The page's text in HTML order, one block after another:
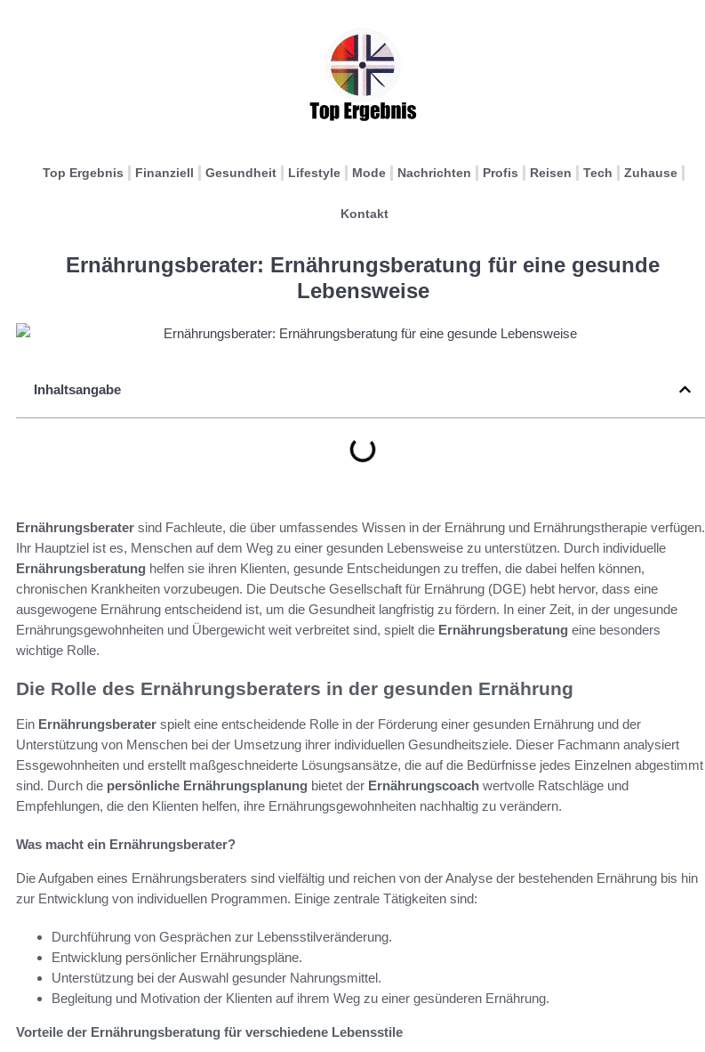
Top Ergebnis Finanziell Gesundheit Lifestyle Mode Nachrichten Profis Reisen Tech Zuhause
Kontakt
Ernährungsberater: Ernährungsberatung für eine gesunde
Lebensweise
Inhaltsangabe
Ernährungsberater sind Fachleute, die über umfassendes Wissen in der Ernährung und Ernährungstherapie verfügen.
Ihr Hauptziel ist es, Menschen auf dem Weg zu einer gesunden Lebensweise zu unterstützen. Durch individuelle
Ernährungsberatung helfen sie ihren Klienten, gesunde Entscheidungen zu treffen, die dabei helfen können,
chronischen Krankheiten vorzubeugen. Die Deutsche Gesellschaft für Ernährung (DGE) hebt hervor, dass eine
ausgewogene Ernährung entscheidend ist, um die Gesundheit langfristig zu fördern. In einer Zeit, in der ungesunde
Ernährungsgewohnheiten und Übergewicht weit verbreitet sind, spielt die Ernährungsberatung eine besonders
wichtige Rolle.
Die Rolle des Ernährungsberaters in der gesunden Ernährung
Ein Ernährungsberater spielt eine entscheidende Rolle in der Förderung einer gesunden Ernährung und der
Unterstützung von Menschen bei der Umsetzung ihrer individuellen Gesundheitsziele. Dieser Fachmann analysiert
Essgewohnheiten und erstellt maßgeschneiderte Lösungsansätze, die auf die Bedürfnisse jedes Einzelnen abgestimmt
sind. Durch die persönliche Ernährungsplanung bietet der Ernährungscoach wertvolle Ratschläge und
Empfehlungen, die den Klienten helfen, ihre Ernährungsgewohnheiten nachhaltig zu verändern.
Was macht ein Ernährungsberater?
Die Aufgaben eines Ernährungsberaters sind vielfältig und reichen von der Analyse der bestehenden Ernährung bis hin
zur Entwicklung von individuellen Programmen. Einige zentrale Tätigkeiten sind:
Durchführung von Gesprächen zur Lebensstilveränderung.
Entwicklung persönlicher Ernährungspläne.
Unterstützung bei der Auswahl gesunder Nahrungsmittel.
Begleitung und Motivation der Klienten auf ihrem Weg zu einer gesünderen Ernährung.
Vorteile der Ernährungsberatung für verschiedene Lebensstile